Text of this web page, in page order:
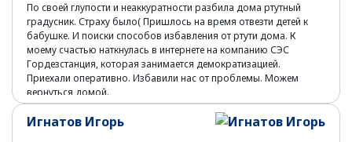
По своей глупости и неаккуратности разбила дома ртутный
градусник. Страху было( Пришлось на время отвезти детей к
бабушке. И поиски способов избавления от ртути дома. К
моему счастью наткнулась в интернете на компанию СЭС
Гордезстанция, которая занимается демократизацией.
Приехали оперативно. Избавили нас от проблемы. Можем
вернуться домой.
Игнатов Игорь